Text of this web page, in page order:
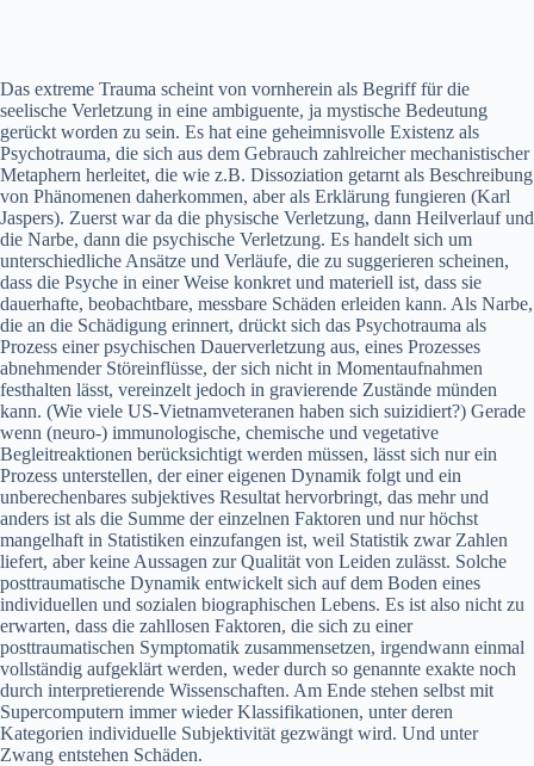
Das extreme Trauma scheint von vornherein als Begriff für die
seelische Verletzung in eine ambiguente, ja mystische Bedeutung
gerückt worden zu sein. Es hat eine geheimnisvolle Existenz als
Psychotrauma, die sich aus dem Gebrauch zahlreicher mechanistischer
Metaphern herleitet, die wie z.B. Dissoziation getarnt als Beschreibung
von Phänomenen daherkommen, aber als Erklärung fungieren (Karl
Jaspers). Zuerst war da die physische Verletzung, dann Heilverlauf und
die Narbe, dann die psychische Verletzung. Es handelt sich um
unterschiedliche Ansätze und Verläufe, die zu suggerieren scheinen,
dass die Psyche in einer Weise konkret und materiell ist, dass sie
dauerhafte, beobachtbare, messbare Schäden erleiden kann. Als Narbe,
die an die Schädigung erinnert, drückt sich das Psychotrauma als
Prozess einer psychischen Dauerverletzung aus, eines Prozesses
abnehmender Störeinflüsse, der sich nicht in Momentaufnahmen
festhalten lässt, vereinzelt jedoch in gravierende Zustände münden
kann. (Wie viele US-Vietnamveteranen haben sich suizidiert?) Gerade
wenn (neuro-) immunologische, chemische und vegetative
Begleitreaktionen berücksichtigt werden müssen, lässt sich nur ein
Prozess unterstellen, der einer eigenen Dynamik folgt und ein
unberechenbares subjektives Resultat hervorbringt, das mehr und
anders ist als die Summe der einzelnen Faktoren und nur höchst
mangelhaft in Statistiken einzufangen ist, weil Statistik zwar Zahlen
liefert, aber keine Aussagen zur Qualität von Leiden zulässt. Solche
posttraumatische Dynamik entwickelt sich auf dem Boden eines
individuellen und sozialen biographischen Lebens. Es ist also nicht zu
erwarten, dass die zahllosen Faktoren, die sich zu einer
posttraumatischen Symptomatik zusammensetzen, irgendwann einmal
vollständig aufgeklärt werden, weder durch so genannte exakte noch
durch interpretierende Wissenschaften. Am Ende stehen selbst mit
Supercomputern immer wieder Klassifikationen, unter deren
Kategorien individuelle Subjektivität gezwängt wird. Und unter
Zwang entstehen Schäden.